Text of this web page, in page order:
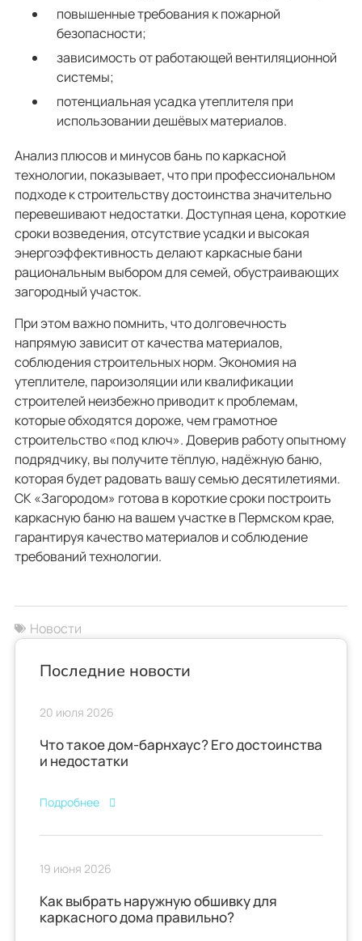
повышенные требования к пожарной
безопасности;
зависимость от работающей вентиляционной
системы;
потенциальная усадка утеплителя при
использовании дешёвых материалов.
Анализ плюсов и минусов бань по каркасной
технологии, показывает, что при профессиональном
подходе к строительству достоинства значительно
перевешивают недостатки. Доступная цена, короткие
сроки возведения, отсутствие усадки и высокая
энергоэффективность делают каркасные бани
рациональным выбором для семей, обустраивающих
загородный участок.
При этом важно помнить, что долговечность
напрямую зависит от качества материалов,
соблюдения строительных норм. Экономия на
утеплителе, пароизоляции или квалификации
строителей неизбежно приводит к проблемам,
которые обходятся дороже, чем грамотное
строительство «под ключ». Доверив работу опытному
подрядчику, вы получите тёплую, надёжную баню,
которая будет радовать вашу семью десятилетиями.
СК «Загородом» готова в короткие сроки построить
каркасную баню на вашем участке в Пермском крае,
гарантируя качество материалов и соблюдение
требований технологии.
Новости
Последние новости
20 июля 2026
Что такое дом-барнхаус? Его достоинства
и недостатки
Подробнее
19 июня 2026
Как выбрать наружную обшивку для
каркасного дома правильно?